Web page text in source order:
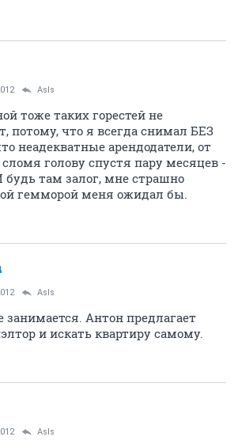
AsIs
тоже таких горестей не
потому, что я всегда снимал БЕЗ
неадекватные арендодатели, от
голову спустя пару месяцев -
будь там залог, мне страшно
гемморой меня ожидал бы.
AsIs
занимается. Антон предлагает
и искать квартиру самому.
AsIs